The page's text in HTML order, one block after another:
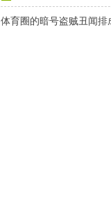
体育圈的暗号盗贼丑闻排